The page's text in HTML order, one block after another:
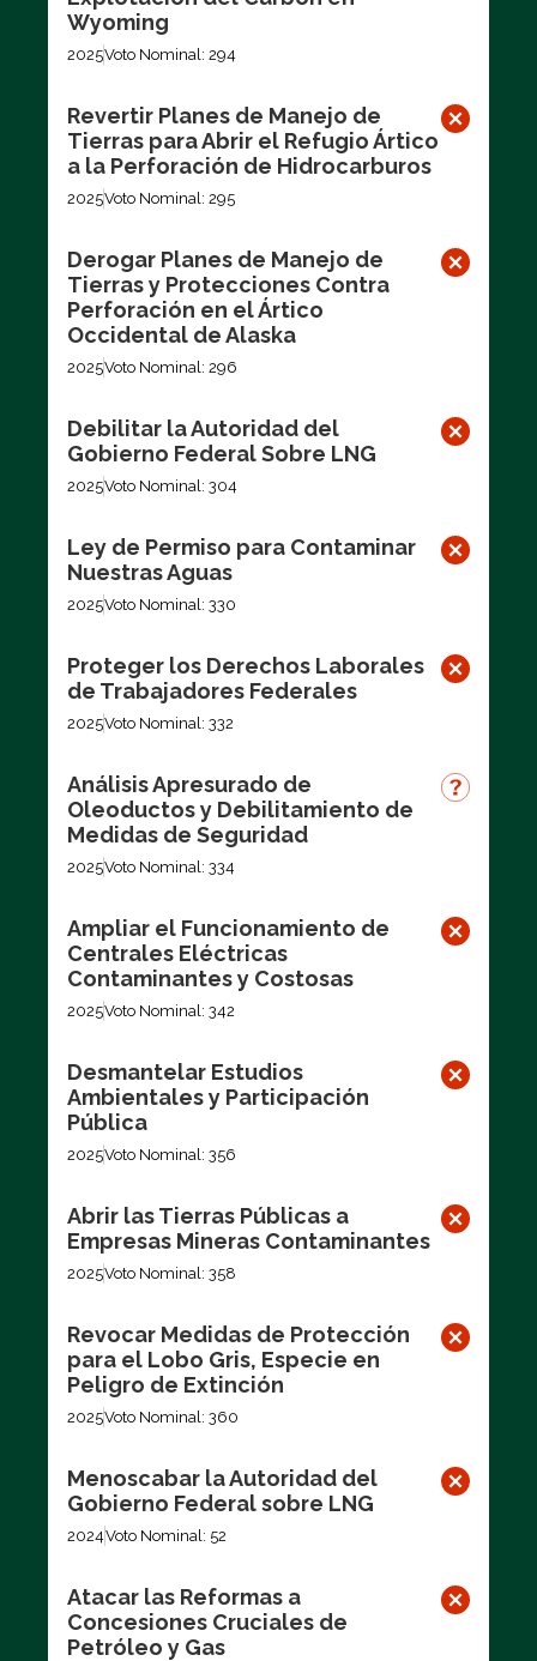
Wyoming
2025Voto Nominal: 294
Revertir Planes de Manejo de
Tierras para Abrir el Refugio Ártico
a la Perforación de Hidrocarburos
2025Voto Nominal: 295
Derogar Planes de Manejo de
Tierras y Protecciones Contra
Perforación en el Ártico
Occidental de Alaska
2025Voto Nominal: 296
Debilitar la Autoridad del
Gobierno Federal Sobre LNG
2025Voto Nominal: 304
Ley de Permiso para Contaminar
Nuestras Aguas
2025Voto Nominal: 330
Proteger los Derechos Laborales
de Trabajadores Federales
2025Voto Nominal: 332
Análisis Apresurado de
Oleoductos y Debilitamiento de
Medidas de Seguridad
2025Voto Nominal: 334
Ampliar el Funcionamiento de
Centrales Eléctricas
Contaminantes y Costosas
2025Voto Nominal: 342
Desmantelar Estudios
Ambientales y Participación
Pública
2025Voto Nominal: 356
Abrir las Tierras Públicas a
Empresas Mineras Contaminantes
2025Voto Nominal: 358
Revocar Medidas de Protección
para el Lobo Gris, Especie en
Peligro de Extinción
2025Voto Nominal: 360
Menoscabar la Autoridad del
Gobierno Federal sobre LNG
2024Voto Nominal: 52
Atacar las Reformas a
Concesiones Cruciales de
Petróleo y Gas